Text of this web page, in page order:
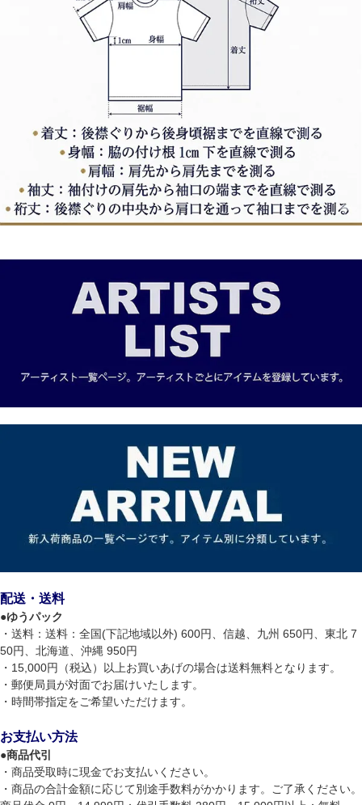
配送・送料
●ゆうパック
・送料：送料：全国(下記地域以外) 600円、信越、九州 650円、東北 7
50円、北海道、沖縄 950円
・15,000円（税込）以上お買いあげの場合は送料無料となります。
・郵便局員が対面でお届けいたします。
・時間帯指定をご希望いただけます。
お支払い方法
●商品代引
・商品受取時に現金でお支払いください。
・商品の合計金額に応じて別途手数料がかかります。ご了承ください。